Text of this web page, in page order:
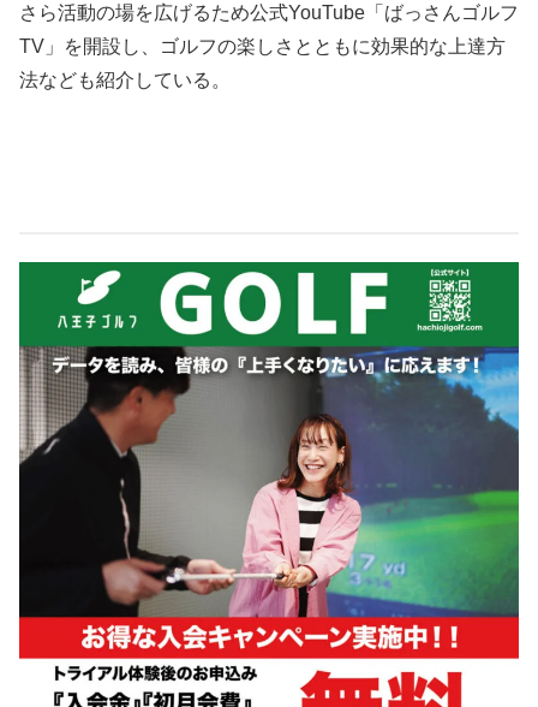
さら活動の場を広げるため公式YouTube「ばっさんゴルフ
TV」を開設し、ゴルフの楽しさとともに効果的な上達方
法なども紹介している。